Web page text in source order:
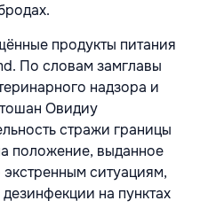
продукты питания
По словам замглавы
надзора и
Овидиу
стражи границы
положение, выданное
ситуациям,
на пунктах